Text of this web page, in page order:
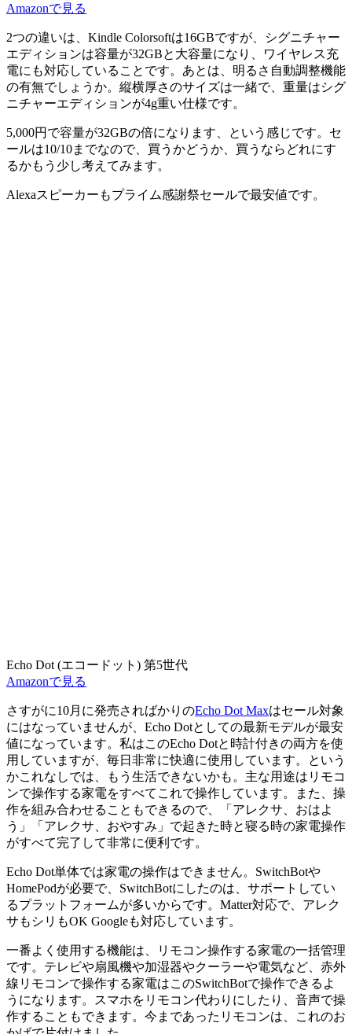
Amazonで見る
2つの違いは、Kindle Colorsoftは16GBですが、シグニチャー
エディションは容量が32GBと大容量になり、ワイヤレス充
電にも対応していることです。あとは、明るさ自動調整機能
の有無でしょうか。縦横厚さのサイズは一緒で、重量はシグ
ニチャーエディションが4g重い仕様です。
5,000円で容量が32GBの倍になります、という感じです。セ
ールは10/10までなので、買うかどうか、買うならどれにす
るかもう少し考えてみます。
Alexaスピーカーもプライム感謝祭セールで最安値です。
Echo Dot (エコードット) 第5世代
Amazonで見る
さすがに10月に発売さればかりのEcho Dot Maxはセール対象
にはなっていませんが、Echo Dotとしての最新モデルが最安
値になっています。私はこのEcho Dotと時計付きの両方を使
用していますが、毎日非常に快適に使用しています。という
かこれなしでは、もう生活できないかも。主な用途はリモコ
ンで操作する家電をすべてこれで操作しています。また、操
作を組み合わせることもできるので、「アレクサ、おはよ
う」「アレクサ、おやすみ」で起きた時と寝る時の家電操作
がすべて完了して非常に便利です。
Echo Dot単体では家電の操作はできません。SwitchBotや
HomePodが必要で、SwitchBotにしたのは、サポートしてい
るプラットフォームが多いからです。Matter対応で、アレク
サもシリもOK Googleも対応しています。
一番よく使用する機能は、リモコン操作する家電の一括管理
です。テレビや扇風機や加湿器やクーラーや電気など、 赤外
線リモコンで操作する家電はこのSwitchBotで操作できる よ
うになります。スマホをリモコン代わりにしたり、音声で操
作することもできます。今まであったリモコンは、これのお